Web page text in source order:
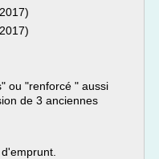
ou "renforcé " aussi
de 3 anciennes